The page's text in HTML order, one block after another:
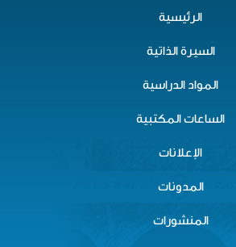
الرئيسية
السيرة الذاتية
المواد الدراسية
الساعات المكتبية
الإعلانات
المدونات
المنشورات